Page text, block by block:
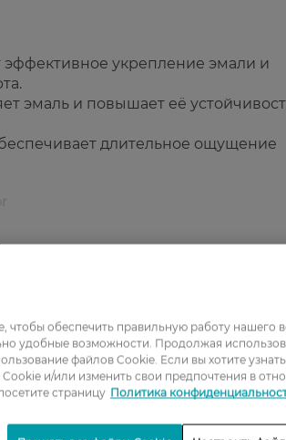
эффективное укрепление эмали и
эмаль и повышает её
длительное ощущение
обеспечить правильную работу нашего
удобные возможности. Продолжая
файлов Cookie. Если вы хотите
и/или изменить свои предпочтения в
страницу Политика